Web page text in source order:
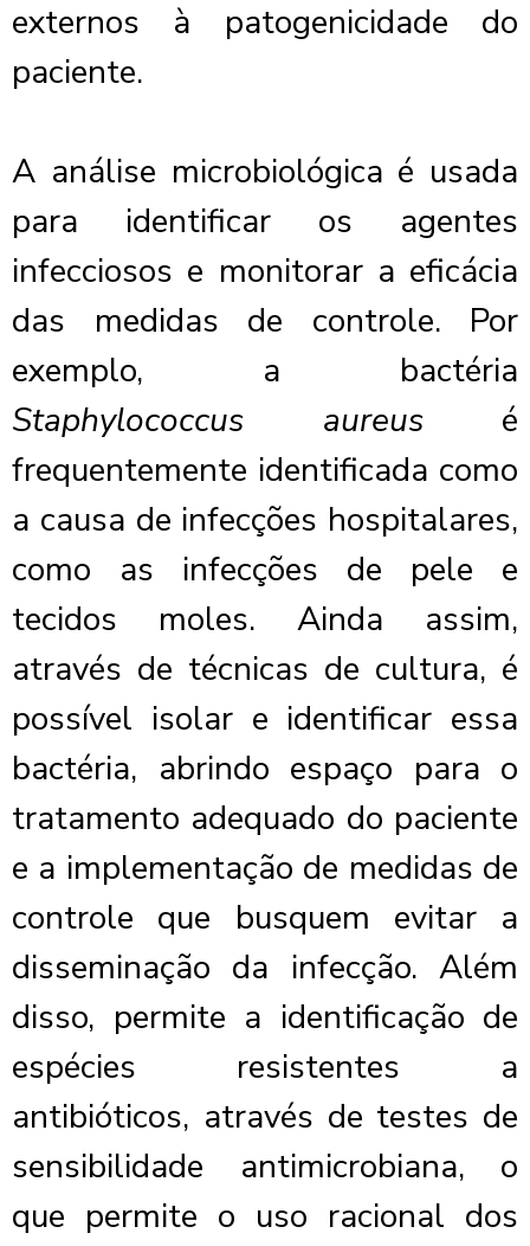
externos à patogenicidade do
paciente.
A análise microbiológica é usada
para identificar os agentes
infecciosos e monitorar a eficácia
das medidas de controle. Por
exemplo, a bactéria
Staphylococcus aureusé
frequentemente identificada como
a causa de infecções hospitalares,
como as infecções de pele e
tecidos moles. Ainda assim,
através de técnicas de cultura, é
possível isolar e identificar essa
bactéria, abrindo espaço para o
tratamento adequado do paciente
e a implementação de medidas de
controle que busquem evitar a
disseminação da infecção. Além
disso, permite a identificação de
espécies resistentes a
antibióticos, através de testes de
sensibilidade antimicrobiana, o
que permite o uso racional dos